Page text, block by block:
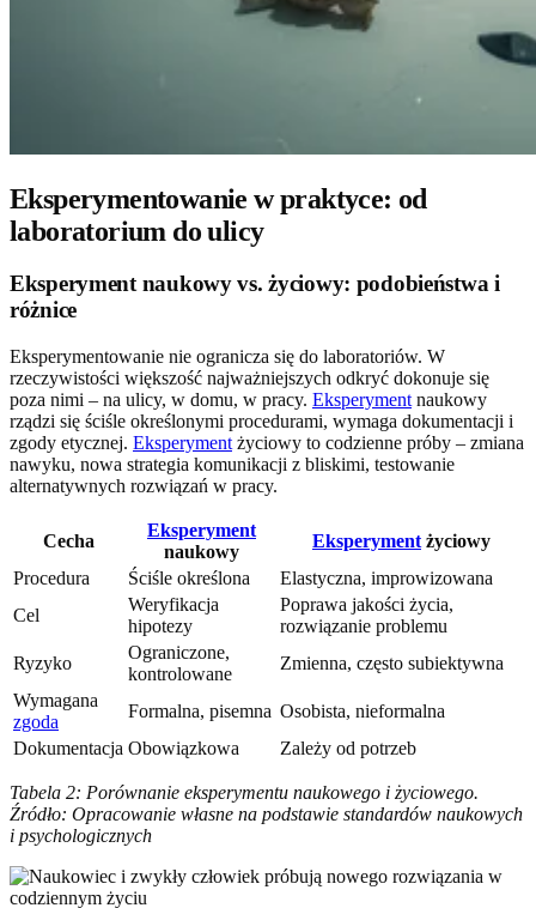
Eksperymentowanie w praktyce: od
laboratorium do ulicy
Eksperyment naukowy vs. życiowy: podobieństwa i
różnice
Eksperymentowanie nie ogranicza się do laboratoriów. W
rzeczywistości większość najważniejszych odkryć dokonuje się
poza nimi – na ulicy, w domu, w pracy. Eksperyment naukowy
rządzi się ściśle określonymi procedurami, wymaga dokumentacji i
zgody etycznej. Eksperyment życiowy to codzienne próby – zmiana
nawyku, nowa strategia komunikacji z bliskimi, testowanie
alternatywnych rozwiązań w pracy.
Cecha
Eksperyment
naukowy
Eksperyment życiowy
Procedura
Ściśle określona
Elastyczna, improwizowana
Cel
Weryfikacja
hipotezy
Poprawa jakości życia,
rozwiązanie problemu
Ryzyko
Ograniczone,
kontrolowane
Zmienna, często subiektywna
Wymagana
zgoda
Formalna, pisemna Osobista, nieformalna
Dokumentacja Obowiązkowa Zależy od potrzeb
Tabela 2: Porównanie eksperymentu naukowego i życiowego.
Źródło: Opracowanie własne na podstawie standardów naukowych
i psychologicznych